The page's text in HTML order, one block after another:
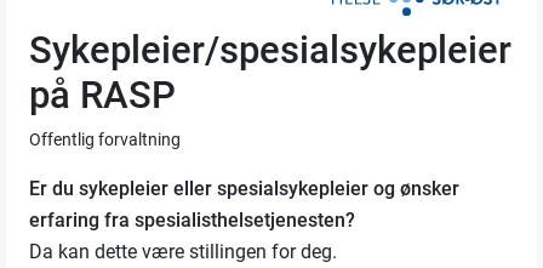
Sykepleier/spesialsykepleier
på RASP
Offentlig forvaltning
Er du sykepleier eller spesialsykepleier og ønsker
erfaring fra spesialisthelsetjenesten?
Da kan dette være stillingen for deg.